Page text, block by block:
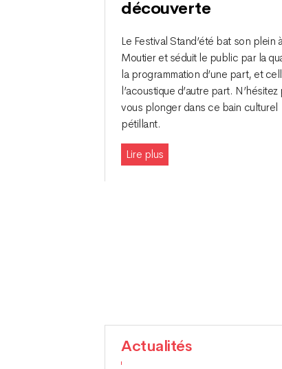
découverte
Le Festival Stand’été bat son plein
Moutier et séduit le public par la
la programmation d’une part, et
l’acoustique d’autre part. N’hésitez
vous plonger dans ce bain culturel
pétillant.
Lire plus
Actualités